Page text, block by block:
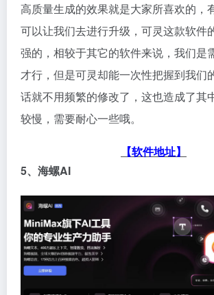
高质量生成的效果就是大家所喜欢的，
可以让我们去进行升级，可灵这款软件
强的，相较于其它的软件来说，我们是
才行，但是可灵却能一次性把握到我们
话就不用频繁的修改了，这也造成了其
较慢，需要耐心一些哦。
【软件地址】
5、海螺AI